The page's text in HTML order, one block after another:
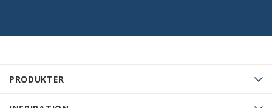
PRODUKTER